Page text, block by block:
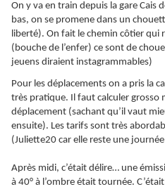
On y va en train depuis la gare Cais
bas, on se promene dans un
liberté). On fait le chemin côtier qui
(bouche de l’enfer) ce sont de
jeuens diraient instagrammables)
Pour les déplacements on a pris la
très pratique. Il faut calculer
déplacement (sachant qu’il vaut
ensuite). Les tarifs sont très
(Juliette20 car elle reste une
Après midi, c’était délire… une
à 40° à l’ombre était tournée.